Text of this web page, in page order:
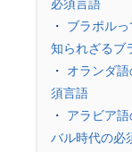
必須言語
・
ブラポル
知られざるブ
・
オランダ
須言語
・
アラビア
バル時代の必